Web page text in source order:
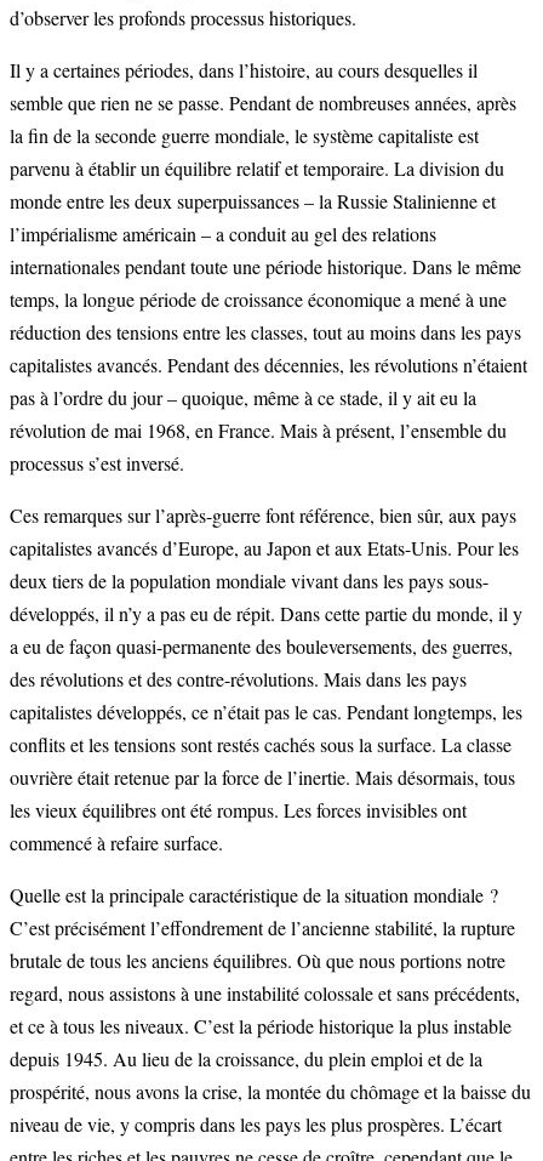
d’observer les profonds processus historiques.
Il y a certaines périodes, dans l’histoire, au cours desquelles il
semble que rien ne se passe. Pendant de nombreuses années, après
la fin de la seconde guerre mondiale, le système capitaliste est
parvenu à établir un équilibre relatif et temporaire. La division du
monde entre les deux superpuissances – la Russie Stalinienne et
l’impérialisme américain – a conduit au gel des relations
internationales pendant toute une période historique. Dans le même
temps, la longue période de croissance économique a mené à une
réduction des tensions entre les classes, tout au moins dans les pays
capitalistes avancés. Pendant des décennies, les révolutions n’étaient
pas à l’ordre du jour – quoique, même à ce stade, il y ait eu la
révolution de mai 1968, en France. Mais à présent, l’ensemble du
processus s’est inversé.
Ces remarques sur l’après-guerre font référence, bien sûr, aux pays
capitalistes avancés d’Europe, au Japon et aux Etats-Unis. Pour les
deux tiers de la population mondiale vivant dans les pays sous-
développés, il n’y a pas eu de répit. Dans cette partie du monde, il y
a eu de façon quasi-permanente des bouleversements, des guerres,
des révolutions et des contre-révolutions. Mais dans les pays
capitalistes développés, ce n’était pas le cas. Pendant longtemps, les
conflits et les tensions sont restés cachés sous la surface. La classe
ouvrière était retenue par la force de l’inertie. Mais désormais, tous
les vieux équilibres ont été rompus. Les forces invisibles ont
commencé à refaire surface.
Quelle est la principale caractéristique de la situation mondiale ?
C’est précisément l’effondrement de l’ancienne stabilité, la rupture
brutale de tous les anciens équilibres. Où que nous portions notre
regard, nous assistons à une instabilité colossale et sans précédents,
et ce à tous les niveaux. C’est la période historique la plus instable
depuis 1945. Au lieu de la croissance, du plein emploi et de la
prospérité, nous avons la crise, la montée du chômage et la baisse du
niveau de vie, y compris dans les pays les plus prospères. L’écart